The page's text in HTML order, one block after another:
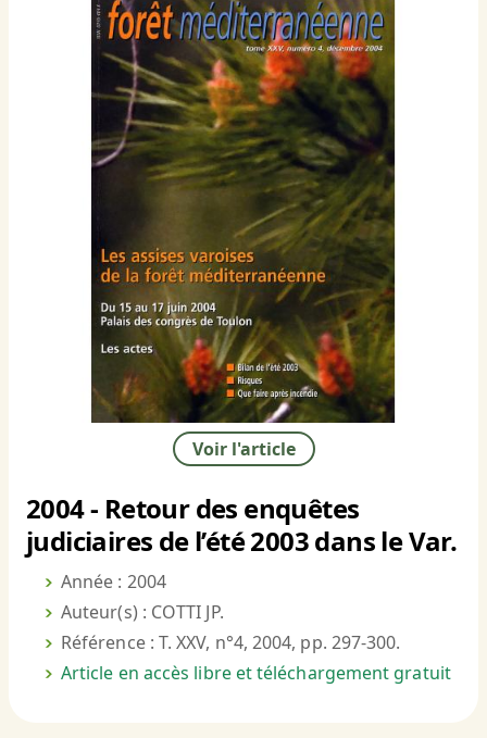
Voir l'article
2004 - Retour des enquêtes
judiciaires de l’été 2003 dans le Var.
Année : 2004
Auteur(s) : COTTI JP.
Référence : T. XXV, n°4, 2004, pp. 297-300.
Article en accès libre et téléchargement gratuit